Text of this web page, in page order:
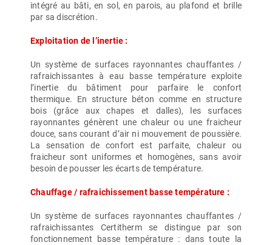
intégré au bâti, en sol, en parois, au plafond et brille
par sa discrétion.
Exploitation de l’inertie :
Un système de surfaces rayonnantes chauffantes /
rafraichissantes à eau basse température exploite
l’inertie du bâtiment pour parfaire le confort
thermique. En structure béton comme en structure
bois (grâce aux chapes et dalles), les surfaces
rayonnantes génèrent une chaleur ou une fraicheur
douce, sans courant d’air ni mouvement de poussière.
La sensation de confort est parfaite, chaleur ou
fraicheur sont uniformes et homogènes, sans avoir
besoin de pousser les écarts de température.
Chauffage / rafraichissement basse température :
Un système de surfaces rayonnantes chauffantes /
rafraichissantes Certitherm se distingue par son
fonctionnement basse température : dans toute la